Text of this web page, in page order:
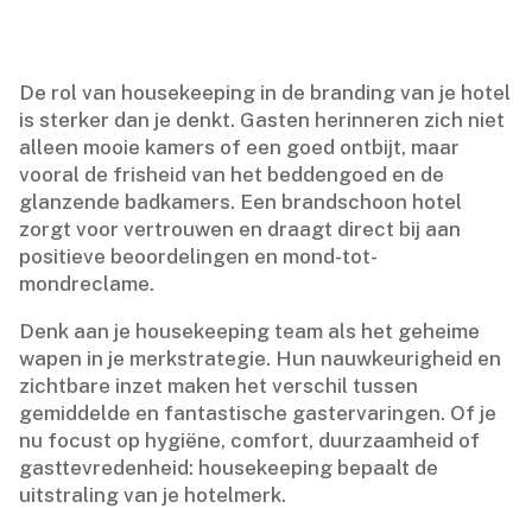
De rol van housekeeping in de branding van je hotel
is sterker dan je denkt.​ Gasten herinneren zich niet
alleen mooie kamers of een goed ontbijt, maar
vooral de frisheid van het beddengoed en de
glanzende badkamers.​ Een brandschoon hotel
zorgt voor vertrouwen en draagt direct bij aan
positieve beoordelingen en mond-tot-
mondreclame.​
Denk aan je housekeeping team als het geheime
wapen in je merkstrategie.​ Hun nauwkeurigheid en
zichtbare inzet maken het verschil tussen
gemiddelde en fantastische gastervaringen.​ Of je
nu focust op hygiëne, comfort, duurzaamheid of
gasttevredenheid: housekeeping bepaalt de
uitstraling van je hotelmerk.​